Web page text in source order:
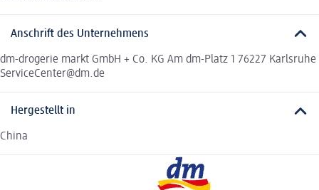
Anschrift des Unternehmens
dm-drogerie markt GmbH + Co. KG Am dm-Platz 1 76227 Karlsruhe
ServiceCenter@dm.de
Hergestellt in
China